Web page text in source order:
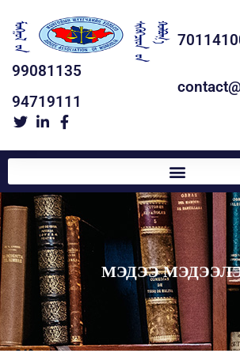
99081135
94719111
МЭДЭЭ